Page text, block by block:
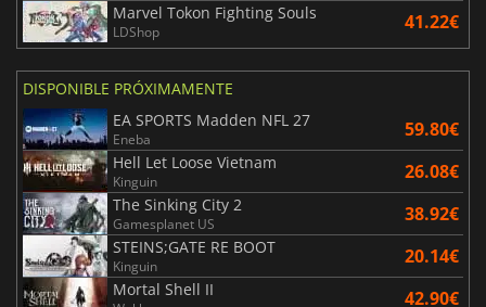
Marvel Tokon Fighting Souls
LDShop 41.22€
DISPONIBLE PRÓXIMAMENTE
EA SPORTS Madden NFL 27
Eneba 59.80€
Hell Let Loose Vietnam
Kinguin 26.08€
The Sinking City 2
Gamesplanet US 38.92€
STEINS;GATE RE BOOT
Kinguin 20.14€
Mortal Shell II 42.90€